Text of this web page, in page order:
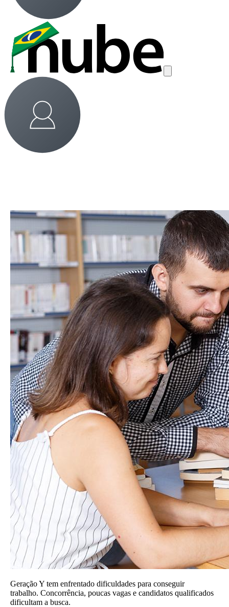
Geração Y tem enfrentado dificuldades para conseguir
trabalho. Concorrência, poucas vagas e candidatos qualificados
dificultam a busca.